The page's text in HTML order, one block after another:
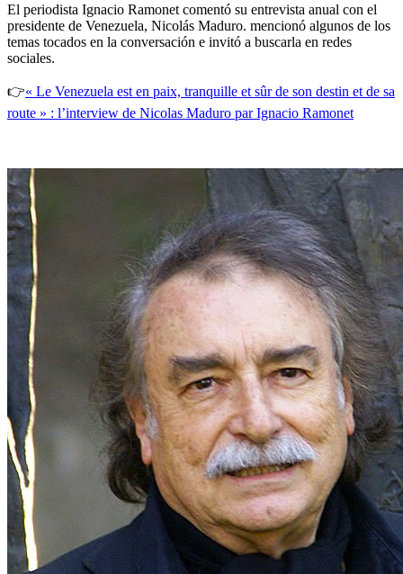
El periodista Ignacio Ramonet comentó su entrevista anual con el
presidente de Venezuela, Nicolás Maduro. mencionó algunos de los
temas tocados en la conversación e invitó a buscarla en redes
sociales.
👉« Le Venezuela est en paix, tranquille et sûr de son destin et de sa
route » : l’interview de Nicolas Maduro par Ignacio Ramonet